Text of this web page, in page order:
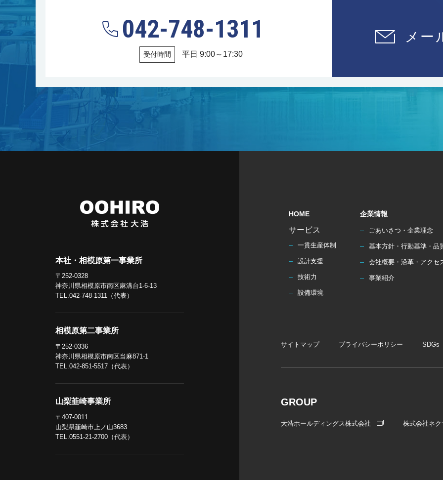
042-748-1311
受付時間 平日 9:00～17:30
メー
本社・相模原第一事業所
〒252-0328
神奈川県相模原市南区麻溝台1-6-13
TEL.042-748-1311（代表）
相模原第二事業所
〒252-0336
神奈川県相模原市南区当麻871-1
TEL.042-851-5517（代表）
山梨韮崎事業所
〒407-0011
山梨県韮崎市上ノ山3683
TEL.0551-21-2700（代表）
HOME
サービス
一貫生産体制
設計支援
技術力
設備環境
企業情報
ごあいさつ・企業理念
基本方針・行動基準・品
会社概要・沿革・アクセ
事業紹介
サイトマップ プライバシーポリシー SDGs
GROUP
大浩ホールディングス株式会社 株式会社ネ